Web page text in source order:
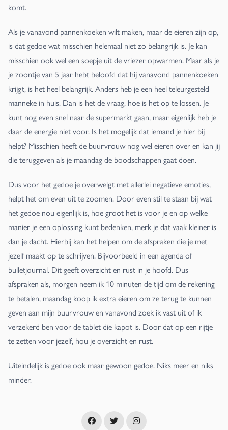
komt.
Als je vanavond pannenkoeken wilt maken, maar de eieren zijn op,
is dat gedoe wat misschien helemaal niet zo belangrijk is. Je kan
misschien ook wel een soepje uit de vriezer opwarmen. Maar als je
je zoontje van 5 jaar hebt beloofd dat hij vanavond pannenkoeken
krijgt, is het heel belangrijk. Anders heb je een heel teleurgesteld
manneke in huis. Dan is het de vraag, hoe is het op te lossen. Je
kunt nog even snel naar de supermarkt gaan, maar eigenlijk heb je
daar de energie niet voor. Is het mogelijk dat iemand je hier bij
helpt? Misschien heeft de buurvrouw nog wel eieren over en kan jij
die teruggeven als je maandag de boodschappen gaat doen.
Dus voor het gedoe je overwelgt met allerlei negatieve emoties,
helpt het om even uit te zoomen. Door even stil te staan bij wat
het gedoe nou eigenlijk is, hoe groot het is voor je en op welke
manier je een oplossing kunt bedenken, merk je dat vaak kleiner is
dan je dacht. Hierbij kan het helpen om de afspraken die je met
jezelf maakt op te schrijven. Bijvoorbeeld in een agenda of
bulletjournal. Dit geeft overzicht en rust in je hoofd. Dus
afspraken als, morgen neem ik 10 minuten de tijd om de rekening
te betalen, maandag koop ik extra eieren om ze terug te kunnen
geven aan mijn buurvrouw en vanavond zoek ik vast uit of ik
verzekerd ben voor de tablet die kapot is. Door dat op een rijtje
te zetten voor jezelf, hou je overzicht en rust.
Uiteindelijk is gedoe ook maar gewoon gedoe. Niks meer en niks
minder.